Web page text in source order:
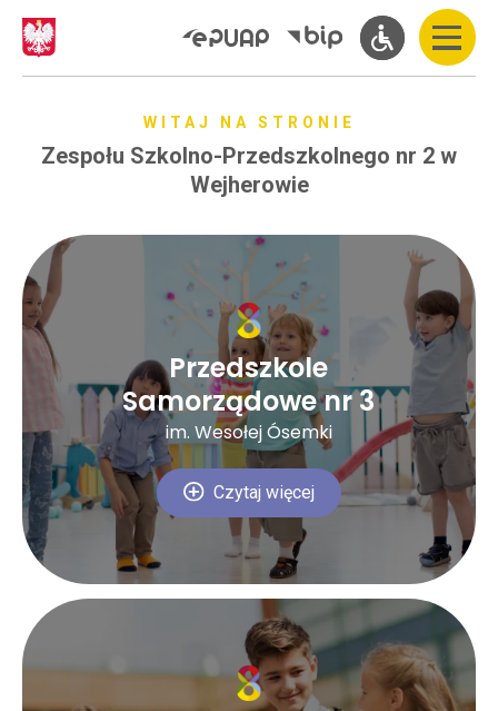
WITAJ NA STRONIE
Zespołu Szkolno-Przedszkolnego nr 2 w
Wejherowie
Przedszkole
Samorządowe nr 3
im. Wesołej Ósemki
Czytaj więcej